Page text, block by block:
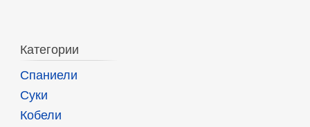
Категории
Спаниели
Суки
Кобели